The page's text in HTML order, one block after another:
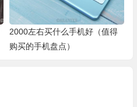
2000左右买什么手机好（值得
购买的手机盘点）